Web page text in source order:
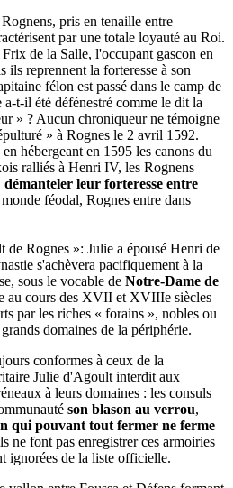
Rognens, pris en tenaille entre
par une totale loyauté au Roi.
de la Salle, l'occupant gascon en
ils reprennent la forteresse à son
félon est passé dans le camp de
t-il été défénestré comme le dit la
» ? Aucun chroniqueur ne témoigne
» à Rognes le 2 avril 1592.
hébergeant en 1595 les canons du
ralliés à Henri IV, les Rognens
démanteler leur forteresse entre
féodal, Rognes entre dans
de Rognes »: Julie a épousé Henri de
s'achèvera pacifiquement à la
sous le vocable de Notre-Dame de
au cours des XVII et XVIIIe siècles
par les riches « forains », nobles ou
domaines de la périphérie.
conformes à ceux de la
Julie d'Agoult interdit aux
à leurs domaines : les consuls
son blason au verrou,
qui pouvant tout fermer ne ferme
ne font pas enregistrer ces armoiries
ignorées de la liste officielle.